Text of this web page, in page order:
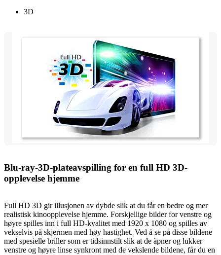
3D
Blu-ray-3D-plateavspilling for en full HD 3D-
opplevelse hjemme
Full HD 3D gir illusjonen av dybde slik at du får en bedre og mer
realistisk kinoopplevelse hjemme. Forskjellige bilder for venstre og
høyre spilles inn i full HD-kvalitet med 1920 x 1080 og spilles av
vekselvis på skjermen med høy hastighet. Ved å se på disse bildene
med spesielle briller som er tidsinnstilt slik at de åpner og lukker
venstre og høyre linse synkront med de vekslende bildene, får du en